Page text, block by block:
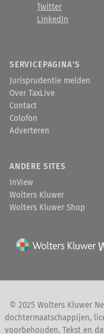
Twitter
LinkedIn
SERVICEPAGINA'S
Jurisprudentie melden
Over TaxLive
Contact
Colofon
Adverteren
ANDERE SITES
InView
Wolters Kluwer
Wolters Kluwer Shop
© 2025 Wolters Kluwer
dochtermaatschappijen,
voorbehouden. Tekst en